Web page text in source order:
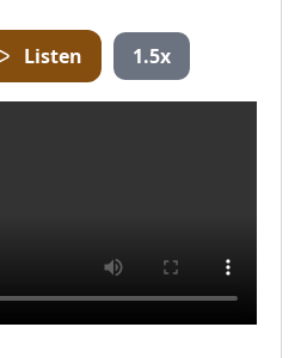
Listen 1.5x